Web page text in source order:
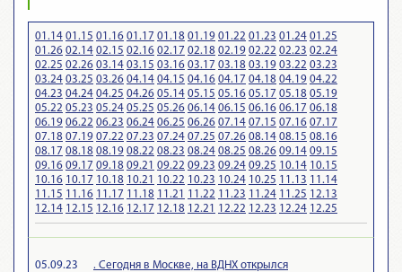
01.14 01.15 01.16 01.17 01.18 01.19 01.22 01.23 01.24 01.25
01.26 02.14 02.15 02.16 02.17 02.18 02.19 02.22 02.23 02.24
02.25 02.26 03.14 03.15 03.16 03.17 03.18 03.19 03.22 03.23
03.24 03.25 03.26 04.14 04.15 04.16 04.17 04.18 04.19 04.22
04.23 04.24 04.25 04.26 05.14 05.15 05.16 05.17 05.18 05.19
05.22 05.23 05.24 05.25 05.26 06.14 06.15 06.16 06.17 06.18
06.19 06.22 06.23 06.24 06.25 06.26 07.14 07.15 07.16 07.17
07.18 07.19 07.22 07.23 07.24 07.25 07.26 08.14 08.15 08.16
08.17 08.18 08.19 08.22 08.23 08.24 08.25 08.26 09.14 09.15
09.16 09.17 09.18 09.21 09.22 09.23 09.24 09.25 10.14 10.15
10.16 10.17 10.18 10.21 10.22 10.23 10.24 10.25 11.13 11.14
11.15 11.16 11.17 11.18 11.21 11.22 11.23 11.24 11.25 12.13
12.14 12.15 12.16 12.17 12.18 12.21 12.22 12.23 12.24 12.25
05.09.23
. Сегодня в Москве, на ВДНХ открылся